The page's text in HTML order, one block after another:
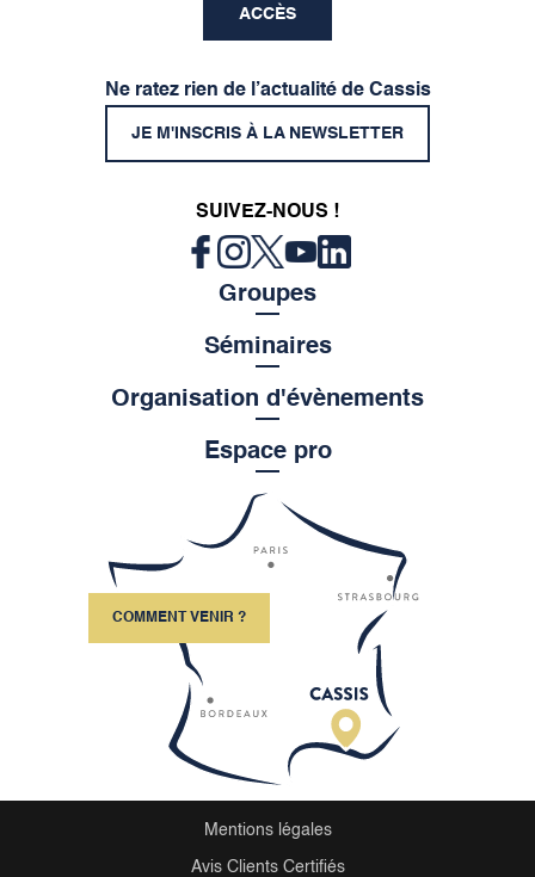
ACCÈS
Ne ratez rien de l’actualité de Cassis
JE M'INSCRIS À LA NEWSLETTER
SUIVEZ-NOUS !
Groupes
Séminaires
Organisation d'évènements
Espace pro
COMMENT VENIR ?
Mentions légales
Avis Clients Certifiés